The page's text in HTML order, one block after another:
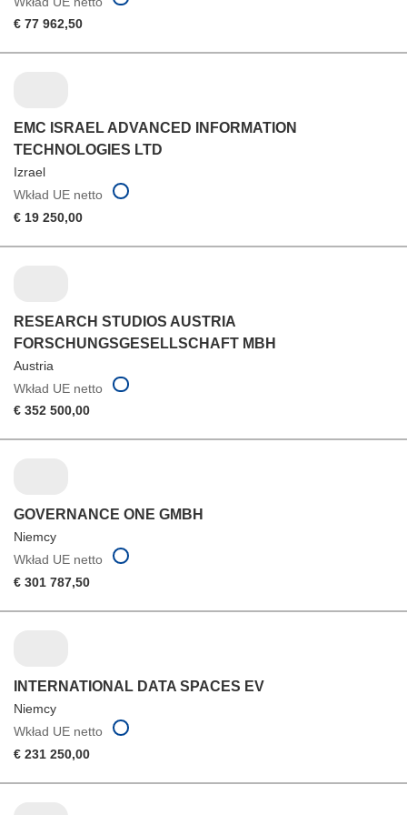
€ 77 962,50
EMC ISRAEL ADVANCED INFORMATION
TECHNOLOGIES LTD
Izrael
Wkład UE netto
€ 19 250,00
RESEARCH STUDIOS AUSTRIA
FORSCHUNGSGESELLSCHAFT MBH
Austria
Wkład UE netto
€ 352 500,00
GOVERNANCE ONE GMBH
Niemcy
Wkład UE netto
€ 301 787,50
INTERNATIONAL DATA SPACES EV
Niemcy
Wkład UE netto
€ 231 250,00